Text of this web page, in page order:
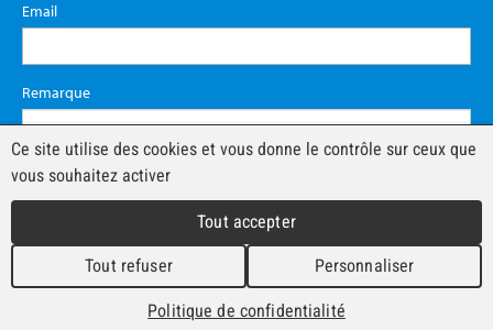
Email
Remarque
© àvendre.ch 2026 - Tous droits réservés -Impressum
Ce site utilise des cookies et vous donne le contrôle sur ceux que
vous souhaitez activer
Tout accepter
Tout refuser Personnaliser
Politique de confidentialité